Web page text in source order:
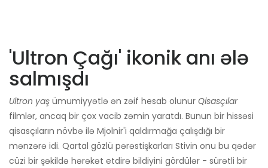
'Ultron Çağı' ikonik anı ələ
salmışdı
Ultron yaş ümumiyyətlə ən zəif hesab olunur Qisasçılar
filmlər, ancaq bir çox vacib zəmin yaratdı. Bunun bir hissəsi
qisasçıların növbə ilə Mjolnir'i qaldırmağa çalışdığı bir
mənzərə idi. Qartal gözlü pərəstişkarları Stivin onu bu qədər
cüzi bir şəkildə hərəkət etdirə bildiyini gördülər - sürətli bir